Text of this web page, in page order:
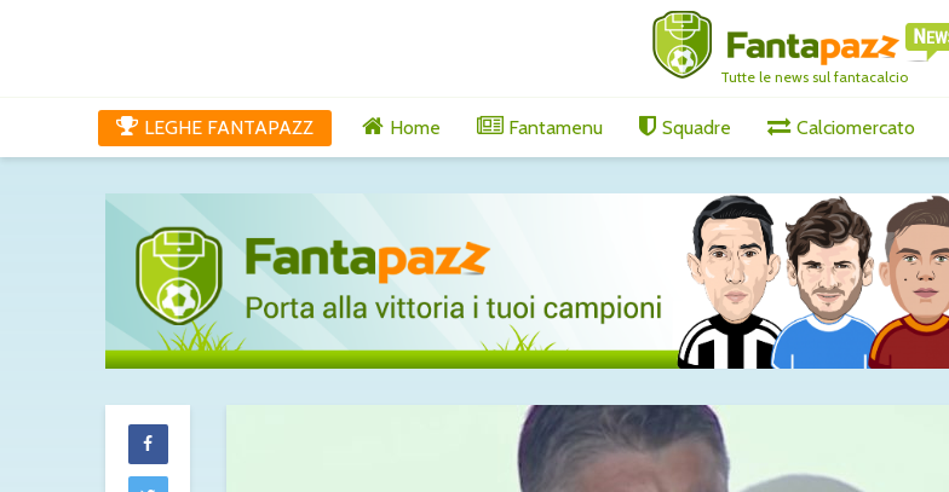
Tutte le news sul fantacalcio
LEGHE FANTAPAZZ Home Fantamenu Squadre Calciomercato